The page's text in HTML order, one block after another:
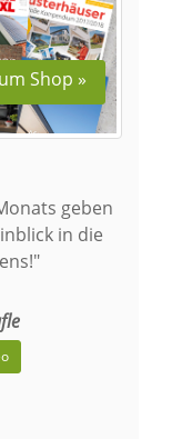
Shop »
geben
in die